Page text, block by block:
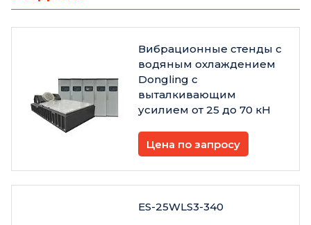
Вибрационные стенды с
водяным охлаждением
Dongling с
выталкивающим
усилием от 25 до 70 кН
Цена по запросу
ES-25WLS3-340